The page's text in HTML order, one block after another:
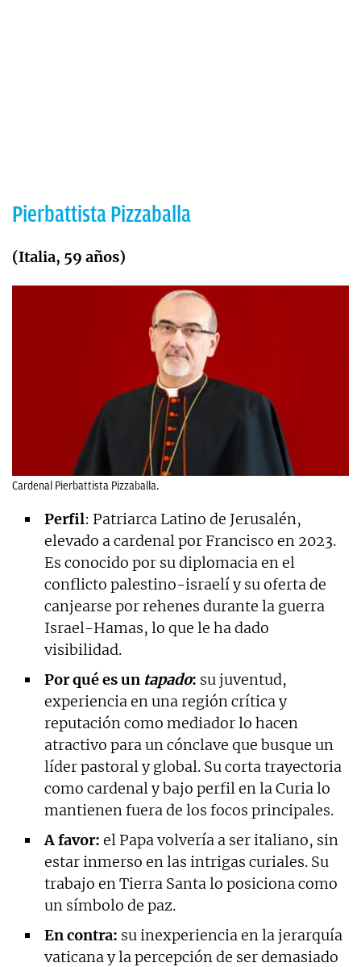
Pierbattista Pizzaballa
(Italia, 59 años)
Cardenal Pierbattista Pizzaballa.
Perfil: Patriarca Latino de Jerusalén,
elevado a cardenal por Francisco en 2023.
Es conocido por su diplomacia en el
conflicto palestino-israelí y su oferta de
canjearse por rehenes durante la guerra
Israel-Hamas, lo que le ha dado
visibilidad.
Por qué es un tapado: su juventud,
experiencia en una región crítica y
reputación como mediador lo hacen
atractivo para un cónclave que busque un
líder pastoral y global. Su corta trayectoria
como cardenal y bajo perfil en la Curia lo
mantienen fuera de los focos principales.
A favor: el Papa volvería a ser italiano, sin
estar inmerso en las intrigas curiales. Su
trabajo en Tierra Santa lo posiciona como
un símbolo de paz.
En contra: su inexperiencia en la jerarquía
vaticana y la percepción de ser demasiado